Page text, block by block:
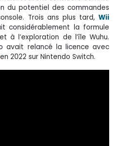
du potentiel des commandes
Trois ans plus tard, Wii
considérablement la formule
à l’exploration de l’île Wuhu.
avait relancé la licence avec
en 2022 sur Nintendo Switch.